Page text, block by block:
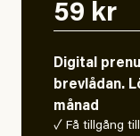
59 kr
Digital
brevlådan.
månad
✓ Få tillgång